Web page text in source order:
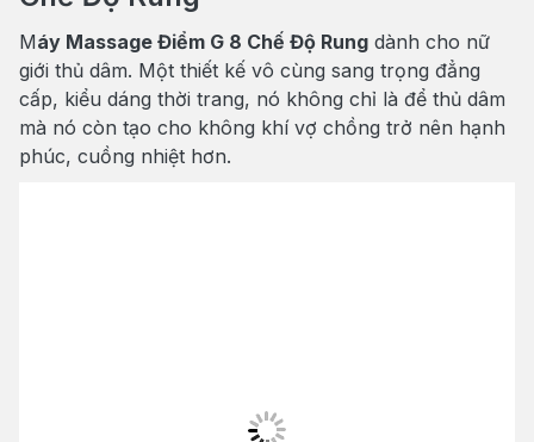
Máy Massage Điểm G 8 Chế Độ Rung dành cho nữ
giới thủ dâm. Một thiết kế vô cùng sang trọng đẳng
cấp, kiểu dáng thời trang, nó không chỉ là để thủ dâm
mà nó còn tạo cho không khí vợ chồng trở nên hạnh
phúc, cuồng nhiệt hơn.